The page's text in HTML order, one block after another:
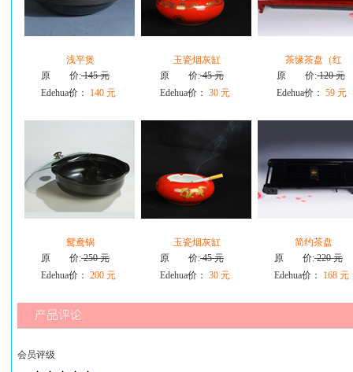
浅平煲
原 价:145 元
Edehua价：
140 元
玉瓷烟灰缸
原 价:45 元
Edehua价： 30 元
茶缘茶盘（红
原 价:120 元
Edehua价： 59 元
鸳鸯锅
原 价:250 元
Edehua价： 200 元
玉瓷烟灰缸
原 价:45 元
Edehua价： 30 元
简约茶盘
原 价:220 元
Edehua价：
168 元
会员评级